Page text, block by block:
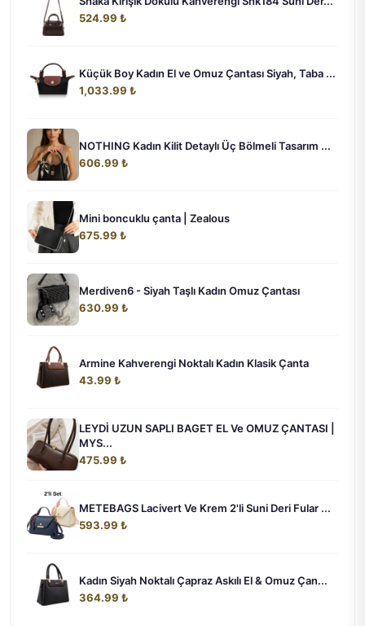
524.99 ₺
Küçük Boy Kadın El ve Omuz Çantası Siyah, Taba ...
1,033.99 ₺
NOTHING Kadın Kilit Detaylı Üç Bölmeli Tasarım ...
606.99 ₺
Mini boncuklu çanta | Zealous
675.99 ₺
Merdiven6 - Siyah Taşlı Kadın Omuz Çantası
630.99 ₺
Armine Kahverengi Noktalı Kadın Klasik Çanta
43.99 ₺
LEYDİ UZUN SAPLI BAGET EL Ve OMUZ ÇANTASI |
MYS...
475.99 ₺
METEBAGS Lacivert Ve Krem 2'li Suni Deri Fular ...
593.99 ₺
Kadın Siyah Noktalı Çapraz Askılı El & Omuz Çan...
364.99 ₺